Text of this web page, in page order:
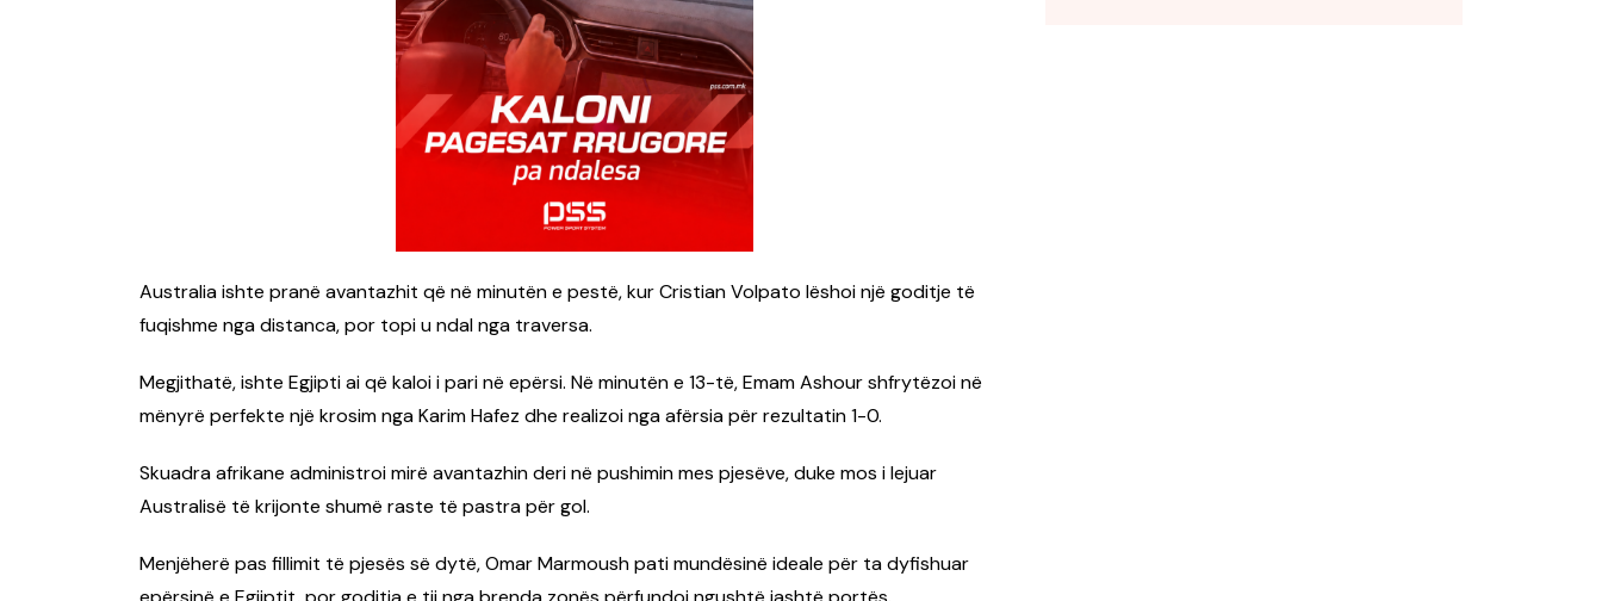
Australia ishte pranë avantazhit që në minutën e pestë, kur Cristian Volpato lëshoi një goditje të
fuqishme nga distanca, por topi u ndal nga traversa.
Megjithatë, ishte Egjipti ai që kaloi i pari në epërsi. Në minutën e 13-të, Emam Ashour shfrytëzoi në
mënyrë perfekte një krosim nga Karim Hafez dhe realizoi nga afërsia për rezultatin 1-0.
Skuadra afrikane administroi mirë avantazhin deri në pushimin mes pjesëve, duke mos i lejuar
Australisë të krijonte shumë raste të pastra për gol.
Menjëherë pas fillimit të pjesës së dytë, Omar Marmoush pati mundësinë ideale për ta dyfishuar